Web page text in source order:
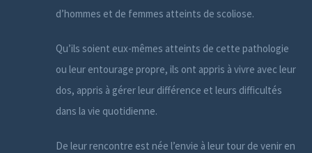
d’hommes et de femmes atteints de scoliose.
Qu’ils soient eux-mêmes atteints de cette pathologie
ou leur entourage propre, ils ont appris à vivre avec leur
dos, appris à gérer leur différence et leurs difficultés
dans la vie quotidienne.
De leur rencontre est née l’envie à leur tour de venir en